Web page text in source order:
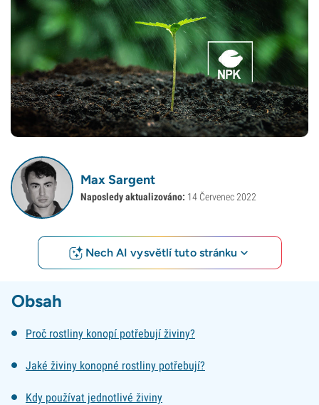
Max Sargent
Naposledy aktualizováno: 14 Červenec 2022
Nech AI vysvětlí tuto stránku
Obsah
Proč rostliny konopí potřebují živiny?
Jaké živiny konopné rostliny potřebují?
Kdy používat jednotlivé živiny